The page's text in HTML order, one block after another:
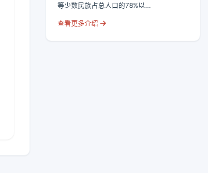
等少数民族占总人口的78%以...
查看更多介绍